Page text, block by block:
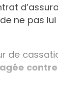
ne pas